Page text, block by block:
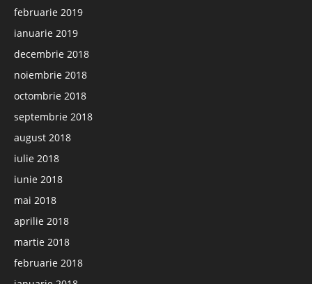
februarie 2019
ianuarie 2019
decembrie 2018
noiembrie 2018
octombrie 2018
septembrie 2018
august 2018
iulie 2018
iunie 2018
mai 2018
aprilie 2018
martie 2018
februarie 2018